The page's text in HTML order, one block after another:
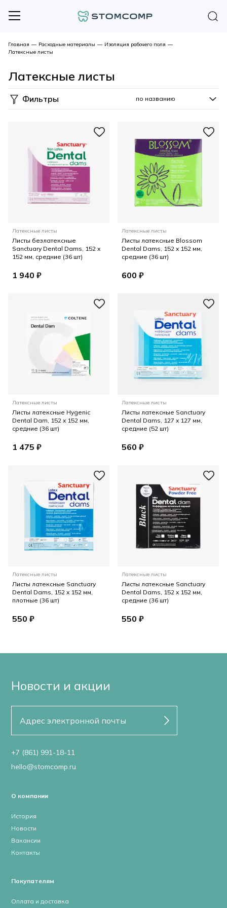
Главная — Расходные материалы — Изоляция рабочего поля —
Латексные листы
Латексные листы
Фильтры
Латексные листы
Листы безлатексные
Sanctuary Dental Dams, 152 x
152 мм, средние (36 шт)
1 940 ₽
Латексные листы
Листы латексные Blossom
Dental Dams, 152 x 152 мм,
средние (36 шт)
600 ₽
Латексные листы
Листы латексные Hygenic
Dental Dam, 152 x 152 мм,
средние (36 шт)
1 475 ₽
Латексные листы
Листы латексные Sanctuary
Dental Dams, 127 x 127 мм,
средние (52 шт)
560 ₽
Латексные листы
Листы латексные Sanctuary
Dental Dams, 152 x 152 мм,
плотные (36 шт)
550 ₽
Латексные листы
Листы латексные Sanctuary
Dental Dams, 152 x 152 мм,
средние (36 шт)
550 ₽
Новости и акции
+7 (861) 991-18-11
hello@stomcomp.ru
О компании
История
Новости
Вакансии
Контакты
Покупателям
Оплата и доставка